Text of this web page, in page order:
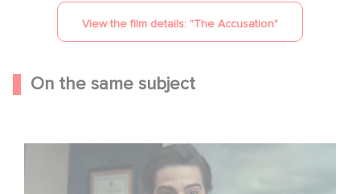
View the film details: "The Accusation"
On the same subject
Mexico 86 is now streaming on Netflix